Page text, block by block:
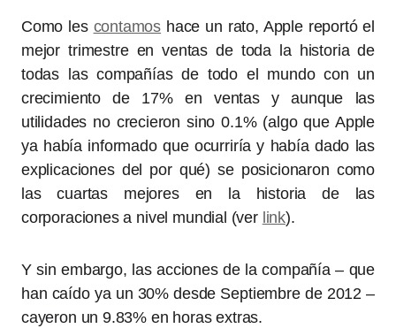
Como les contamos hace un rato, Apple reportó el
mejor trimestre en ventas de toda la historia de
todas las compañías de todo el mundo con un
crecimiento de 17% en ventas y aunque las
utilidades no crecieron sino 0.1% (algo que Apple
ya había informado que ocurriría y había dado las
explicaciones del por qué) se posicionaron como
las cuartas mejores en la historia de las
corporaciones a nivel mundial (ver link).
Y sin embargo, las acciones de la compañía – que
han caído ya un 30% desde Septiembre de 2012 –
cayeron un 9.83% en horas extras.